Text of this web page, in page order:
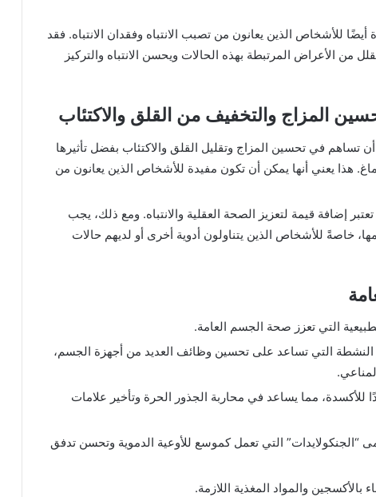
للأشخاص الذين يعانون من تصبب الانتباه وفقدان الانتباه. فقد
من الأعراض المرتبطة بهذه الحالات ويحسن الانتباه والتركيز
المزاج والتخفيف من القلق والاكتئاب
تساهم في تحسين المزاج وتقليل القلق والاكتئاب بفضل تأثيرها
هذا يعني أنها يمكن أن تكون مفيدة للأشخاص الذين يعانون من
إضافة قيمة لتعزيز الصحة العقلية والانتباه. ومع ذلك، يجب
خاصةً للأشخاص الذين يتناولون أدوية أخرى أو لديهم حالات
التي تعزز صحة الجسم العامة.
التي تساعد على تحسين وظائف العديد من أجهزة الجسم،
للأكسدة، مما يساعد في محاربة الجذور الحرة وتأخير علامات
“الجنكولايدات” التي تعمل كموسع للأوعية الدموية وتحسن تدفق
بالأكسجين والمواد المغذية اللازمة.